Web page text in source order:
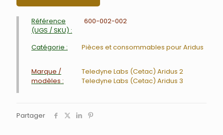
Référence
(UGS / SKU) :
600-002-002
Catégorie : Pièces et consommables pour Aridus
Marque /
modèles :
Teledyne Labs (Cetac) Aridus 2
Teledyne Labs (Cetac) Aridus 3
Partager